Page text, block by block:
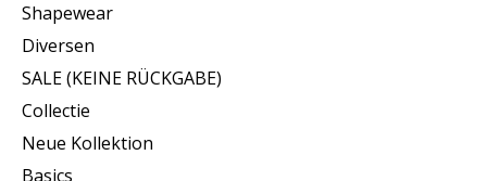
Shapewear
Diversen
SALE (KEINE RÜCKGABE)
Collectie
Neue Kollektion
Basics